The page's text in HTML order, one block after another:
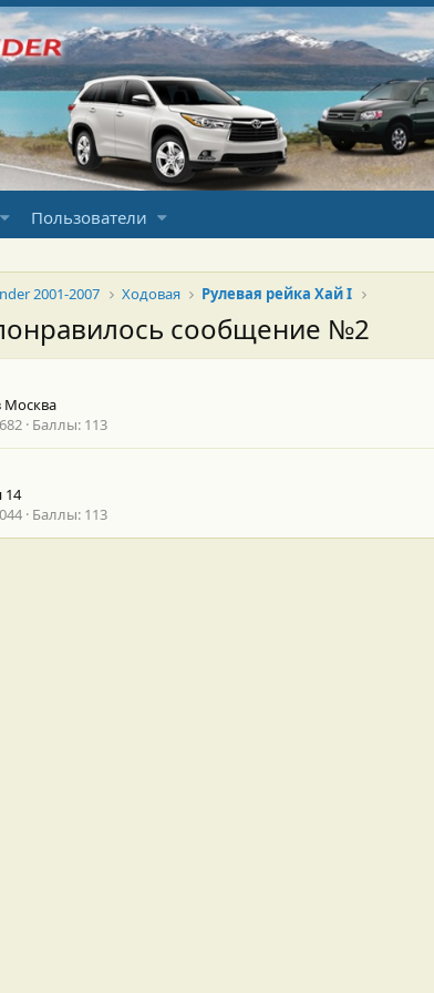
Пользователи
2001-2007 Ходовая Рулевая рейка Хай I
сообщение №2
Москва
Баллы 113
14
Баллы 113